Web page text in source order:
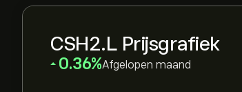
CSH2.L Prijsgrafiek
‎0.36‎ Afgelopen maand